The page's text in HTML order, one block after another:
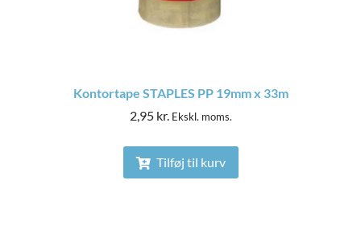
Kontortape STAPLES PP 19mm x 33m
2,95 kr. Ekskl. moms.
Tilføj til kurv